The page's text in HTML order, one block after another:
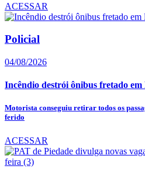
ACESSAR
Policial
04/08/2026
Incêndio destrói ônibus fretado em
Motorista conseguiu retirar todos os
ferido
ACESSAR